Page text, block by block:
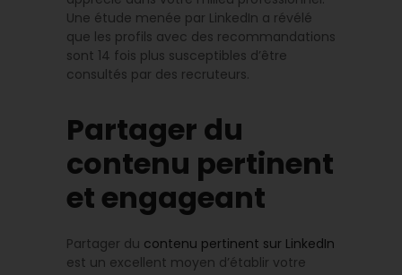
Une étude menée par LinkedIn a révélé
que les profils avec des recommandations
sont 14 fois plus susceptibles d’être
consultés par des recruteurs.
Partager du
contenu pertinent
et engageant
Partager du contenu pertinent sur LinkedIn
est un excellent moyen d’établir votre